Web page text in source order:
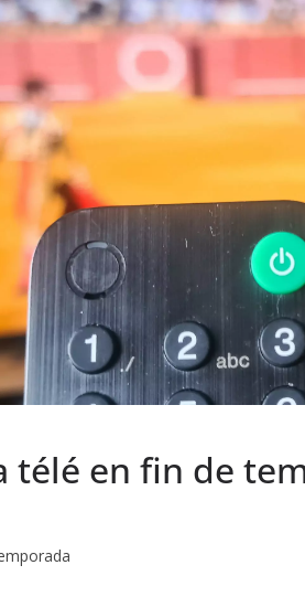
télé en fin de
TAURINES PHOTOS TAURINES 2026
l’ouverture en
2026 Tertulias